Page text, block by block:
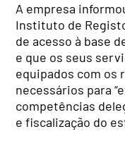
A empresa
Instituto de
de acesso à base
e que os seus
equipados com os
necessários para
competências
e fiscalização do